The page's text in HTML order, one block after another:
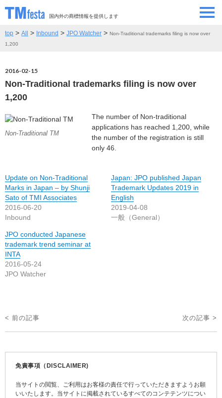
国内外の商標情報を提供します
SEMINAR/EVENT
CONTRIBUTORS 情報提供者
CONTACT
top > All > Inbound > JPO Watcher > Non-Traditional trademarks filing is now over
1,200
2016-02-15
Non-Traditional trademarks filing is now over
1,200
Non-Traditional TM
The number of Non-traditional
applications has reached 1,200, while
the number of the registration is still
only 46.
Update on Non-Traditional
Marks in Japan – by Shunji
Sato of TMI Associates
2016-06-20
Inbound
Japan: JPO published Japan
Trademark Updates 2019 in
English
2019-04-08
一般（General）
JPO conducted Japanese
trademark trend seminar at
INTA
2016-05-24
JPO Watcher
投
稿
< 前の記事 次の記事 >
免責事項（DISCLAIMER)
当サイトの閲覧、ご利用はお客様の責任で行っていただきますようお願
いいたします。当サイトに掲載されているすべてのコンテテンツについ